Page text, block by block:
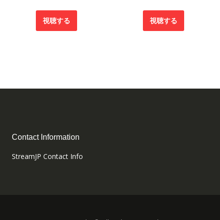
視聴する 視聴する
Contact Information
StreamJP Contact Info